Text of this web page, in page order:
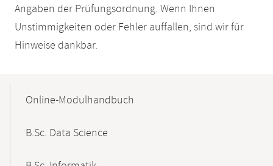
Angaben der Prüfungsordnung. Wenn Ihnen
Unstimmigkeiten oder Fehler auffallen, sind wir für
Hinweise dankbar.
NavigationOnline-Modulhandbuch
B.Sc. Data Science